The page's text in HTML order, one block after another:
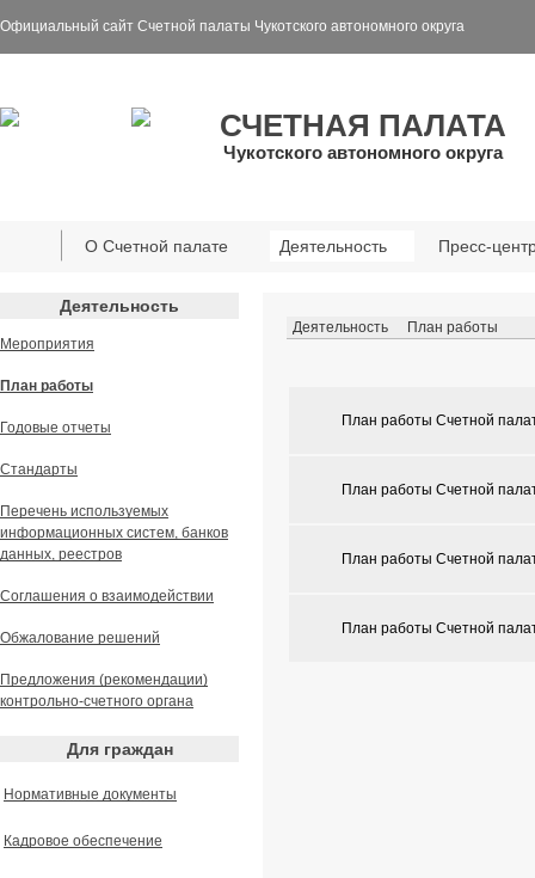
Официальный сайт Счетной палаты Чукотского автономного округа
СЧЕТНАЯ ПАЛАТА
Чукотского автономного округа
О Счетной палате Деятельность Пресс-
Деятельность
Мероприятия
План работы
Годовые отчеты
Стандарты
Перечень используемых
информационных систем, банков
данных, реестров
Соглашения о взаимодействии
Обжалование решений
Предложения (рекомендации)
контрольно-счетного органа
Для граждан
Нормативные документы
Кадровое обеспечение
Деятельность План работы
План работы Счетной
План работы Счетной
План работы Счетной
План работы Счетной